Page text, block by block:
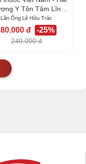
Y Tôn Tâm Lĩnh
Quyền 2 (từ...
Lãn Ông Lê Hữu Trác
đ -25%
240.000 đ